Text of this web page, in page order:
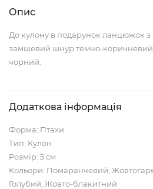
Опис
До кулону в подарунок ланцюжок з
замшевий шнур темно-коричневий
чорний.
Додаткова інформація
Форма: Птахи
Тип: Кулон
Розмір: 5 см
Кольори: Помаранчевий,
Голубий, Жовто-блакитний